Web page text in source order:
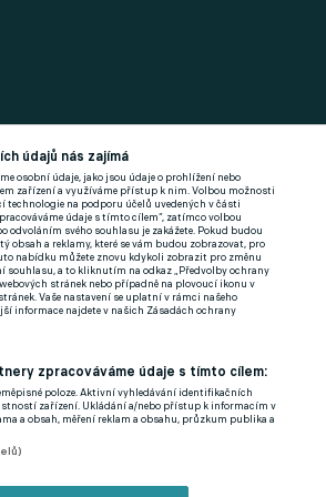
GDPR a žurnalistika
údajů nás zajímá
osobní údaje, jako jsou údaje o prohlížení nebo
zařízení a využíváme přístup k nim. Volbou možnosti
technologie na podporu účelů uvedených v části
údaje s tímto cílem“, zatímco volbou
odvoláním svého souhlasu je zakážete. Pokud budou
obsah a reklamy, které se vám budou zobrazovat, pro
nabídku můžete znovu kdykoli zobrazit pro změnu
souhlasu, a to kliknutím na odkaz „Předvolby ochrany
stránek nebo případně na plovoucí ikonu v
Vaše nastavení se uplatní v rámci našeho
informace najdete v našich Zásadách ochrany
zpracováváme údaje s tímto cílem:
poloze. Aktivní vyhledávání identifikačních
zařízení. Ukládání a/nebo přístup k informacím v
a obsah, měření reklam a obsahu, průzkum publika a